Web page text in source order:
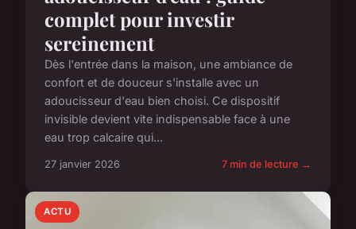
complet pour investir
sereinement
Dès l'entrée dans la maison, une ambiance de
confort et de douceur s'installe avec un
adoucisseur d'eau bien choisi. Ce dispositif
invisible devient vite indispensable face à une
eau trop calcaire qui...
27 janvier 2026 7 min de lecture →
ACTU